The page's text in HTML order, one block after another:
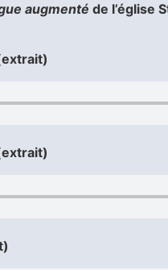
augmenté de l’église